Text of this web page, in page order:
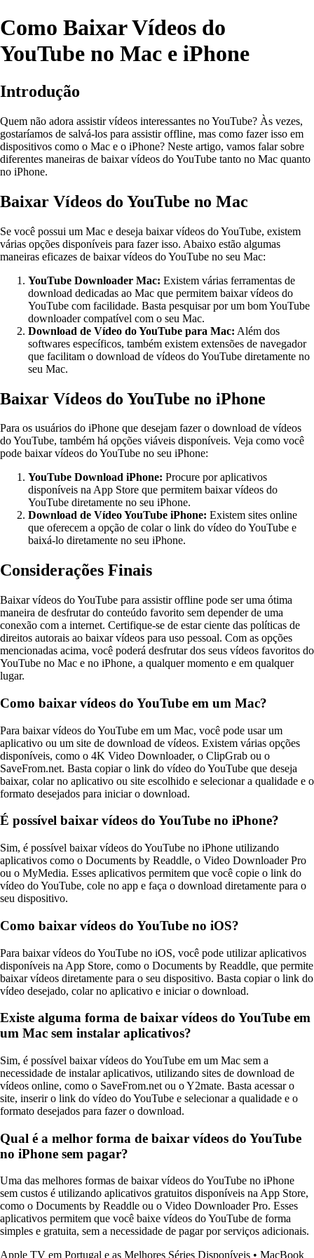
Como Baixar Vídeos do
YouTube no Mac e iPhone
Introdução
Quem não adora assistir vídeos interessantes no YouTube? Às vezes,
gostaríamos de salvá-los para assistir offline, mas como fazer isso em
dispositivos como o Mac e o iPhone? Neste artigo, vamos falar sobre
diferentes maneiras de baixar vídeos do YouTube tanto no Mac quanto
no iPhone.
Baixar Vídeos do YouTube no Mac
Se você possui um Mac e deseja baixar vídeos do YouTube, existem
várias opções disponíveis para fazer isso. Abaixo estão algumas
maneiras eficazes de baixar vídeos do YouTube no seu Mac:
YouTube Downloader Mac: Existem várias ferramentas de
download dedicadas ao Mac que permitem baixar vídeos do
YouTube com facilidade. Basta pesquisar por um bom YouTube
downloader compatível com o seu Mac.
Download de Vídeo do YouTube para Mac: Além dos
softwares específicos, também existem extensões de navegador
que facilitam o download de vídeos do YouTube diretamente no
seu Mac.
Baixar Vídeos do YouTube no iPhone
Para os usuários do iPhone que desejam fazer o download de vídeos
do YouTube, também há opções viáveis disponíveis. Veja como você
pode baixar vídeos do YouTube no seu iPhone:
YouTube Download iPhone: Procure por aplicativos
disponíveis na App Store que permitem baixar vídeos do
YouTube diretamente no seu iPhone.
Download de Vídeo YouTube iPhone: Existem sites online
que oferecem a opção de colar o link do vídeo do YouTube e
baixá-lo diretamente no seu iPhone.
Considerações Finais
Baixar vídeos do YouTube para assistir offline pode ser uma ótima
maneira de desfrutar do conteúdo favorito sem depender de uma
conexão com a internet. Certifique-se de estar ciente das políticas de
direitos autorais ao baixar vídeos para uso pessoal. Com as opções
mencionadas acima, você poderá desfrutar dos seus vídeos favoritos do
YouTube no Mac e no iPhone, a qualquer momento e em qualquer
lugar.
Como baixar vídeos do YouTube em um Mac?
Para baixar vídeos do YouTube em um Mac, você pode usar um
aplicativo ou um site de download de vídeos. Existem várias opções
disponíveis, como o 4K Video Downloader, o ClipGrab ou o
SaveFrom.net. Basta copiar o link do vídeo do YouTube que deseja
baixar, colar no aplicativo ou site escolhido e selecionar a qualidade e o
formato desejados para iniciar o download.
É possível baixar vídeos do YouTube no iPhone?
Sim, é possível baixar vídeos do YouTube no iPhone utilizando
aplicativos como o Documents by Readdle, o Video Downloader Pro
ou o MyMedia. Esses aplicativos permitem que você copie o link do
vídeo do YouTube, cole no app e faça o download diretamente para o
seu dispositivo.
Como baixar vídeos do YouTube no iOS?
Para baixar vídeos do YouTube no iOS, você pode utilizar aplicativos
disponíveis na App Store, como o Documents by Readdle, que permite
baixar vídeos diretamente para o seu dispositivo. Basta copiar o link do
vídeo desejado, colar no aplicativo e iniciar o download.
Existe alguma forma de baixar vídeos do YouTube em
um Mac sem instalar aplicativos?
Sim, é possível baixar vídeos do YouTube em um Mac sem a
necessidade de instalar aplicativos, utilizando sites de download de
vídeos online, como o SaveFrom.net ou o Y2mate. Basta acessar o
site, inserir o link do vídeo do YouTube e selecionar a qualidade e o
formato desejados para fazer o download.
Qual é a melhor forma de baixar vídeos do YouTube
no iPhone sem pagar?
Uma das melhores formas de baixar vídeos do YouTube no iPhone
sem custos é utilizando aplicativos gratuitos disponíveis na App Store,
como o Documents by Readdle ou o Video Downloader Pro. Esses
aplicativos permitem que você baixe vídeos do YouTube de forma
simples e gratuita, sem a necessidade de pagar por serviços adicionais.
Apple TV em Portugal e as Melhores Séries Disponíveis • MacBook